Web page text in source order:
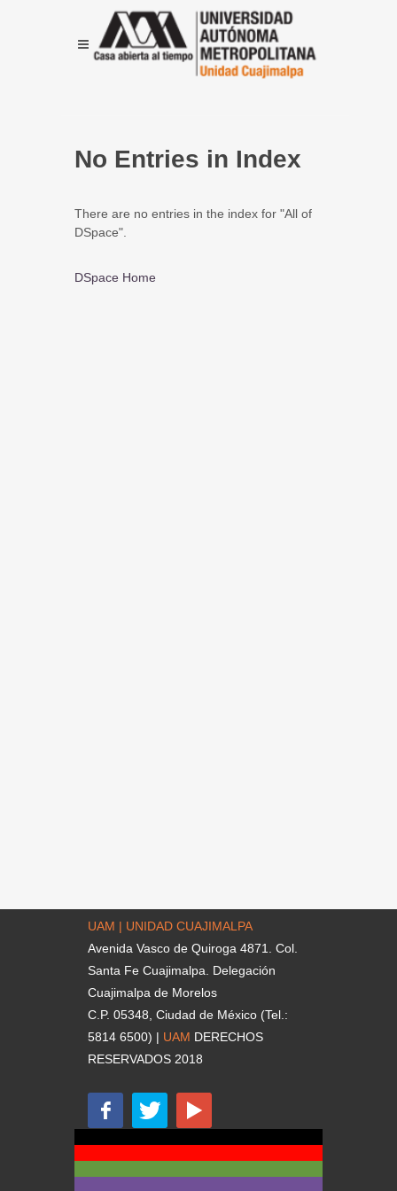
No Entries in Index
There are no entries in the index for "All of
DSpace".
DSpace Home
UAM | UNIDAD CUAJIMALPA
Avenida Vasco de Quiroga 4871. Col.
Santa Fe Cuajimalpa. Delegación
Cuajimalpa de Morelos
C.P. 05348, Ciudad de México (Tel.:
5814 6500) | UAM DERECHOS
RESERVADOS 2018